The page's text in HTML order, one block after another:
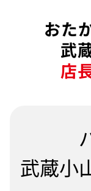
おた
武
店
武蔵小